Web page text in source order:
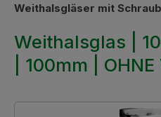
Weithalsgläser mit
Weithalsglas |
| 100mm |
Bildergalerie überspringen